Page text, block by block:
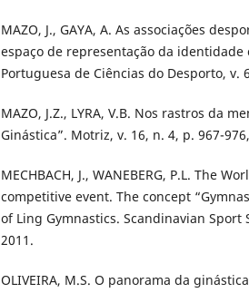
MAZO, J., GAYA, A. As associações
espaço de representação da
Portuguesa de Ciências do Desporto, v.
MAZO, J.Z., LYRA, V.B. Nos rastros da
Ginástica”. Motriz, v. 16, n. 4, p. 967-
MECHBACH, J., WANEBERG, P.L. The
competitive event. The concept
of Ling Gymnastics. Scandinavian Sport
2011.
OLIVEIRA, M.S. O panorama da